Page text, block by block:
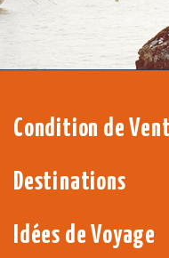
Condition de
Destinations
Idées de Voyage